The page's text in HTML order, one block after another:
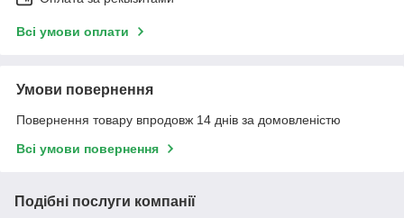
Всі умови оплати
Умови повернення
Повернення товару впродовж 14 днів за домовленістю
Всі умови повернення
Подібні послуги компанії